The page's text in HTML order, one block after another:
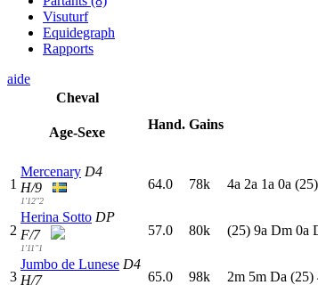
Visuturf
Equidegraph
Rapports
aide
Cheval
Age-Sexe
Hand. Gains
1
Mercenary D4
H/9
1'12"2
64.0 78k 4a 2a 1a 0a (25)
2
Herina Sotto DP
F/7
1'11"1
57.0 80k (25) 9a Dm 0a
3
Jumbo de Lunese D4
H/7
65.0 98k 2m 5m Da (25)